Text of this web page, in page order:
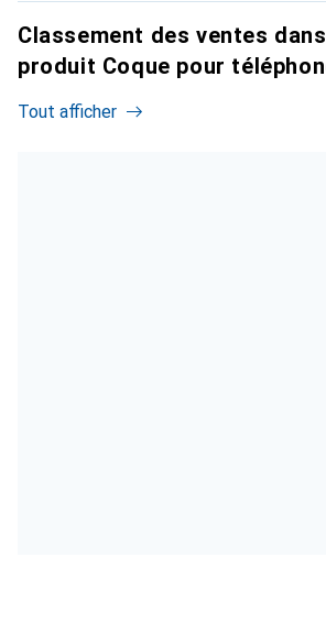
Classement des ventes
produit Coque pour
Tout afficher